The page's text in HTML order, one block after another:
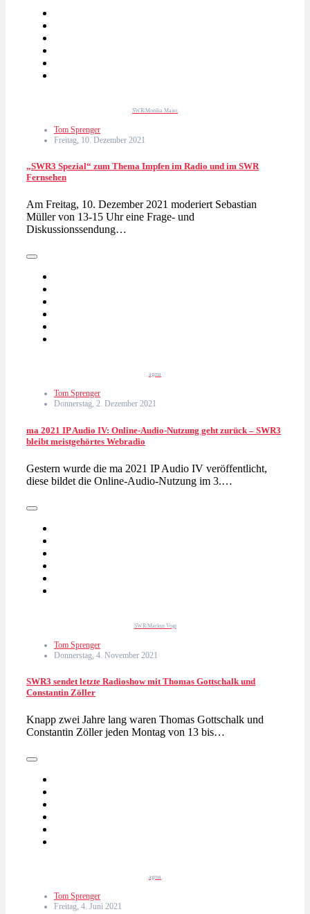
SWR/Monika Maier
Tom Sprenger
Freitag, 10. Dezember 2021
„SWR3 Spezial“ zum Thema Impfen im Radio und im SWR
Fernsehen
Am Freitag, 10. Dezember 2021 moderiert Sebastian
Müller von 13-15 Uhr eine Frage- und
Diskussionssendung…
agma
Tom Sprenger
Donnerstag, 2. Dezember 2021
ma 2021 IP Audio IV: Online-Audio-Nutzung geht zurück – SWR3
bleibt meistgehörtes Webradio
Gestern wurde die ma 2021 IP Audio IV veröffentlicht,
diese bildet die Online-Audio-Nutzung im 3.…
SWR/Markus Vogt
Tom Sprenger
Donnerstag, 4. November 2021
SWR3 sendet letzte Radioshow mit Thomas Gottschalk und
Constantin Zöller
Knapp zwei Jahre lang waren Thomas Gottschalk und
Constantin Zöller jeden Montag von 13 bis…
agma
Tom Sprenger
Freitag, 4. Juni 2021